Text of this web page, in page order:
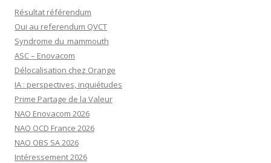
Résultat référendum
Oui au referendum QVCT
Syndrome du mammouth
ASC – Enovacom
Délocalisation chez Orange
IA : perspectives, inquiétudes
Prime Partage de la Valeur
NAO Enovacom 2026
NAO OCD France 2026
NAO OBS SA 2026
Intéressement 2026